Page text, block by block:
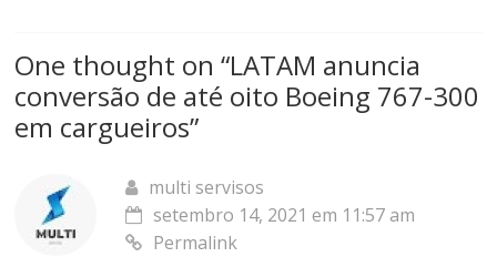
One thought on “LATAM anuncia
conversão de até oito Boeing 767-300
em cargueiros”
multi servisos
setembro 14, 2021 em 11:57 am
Permalink